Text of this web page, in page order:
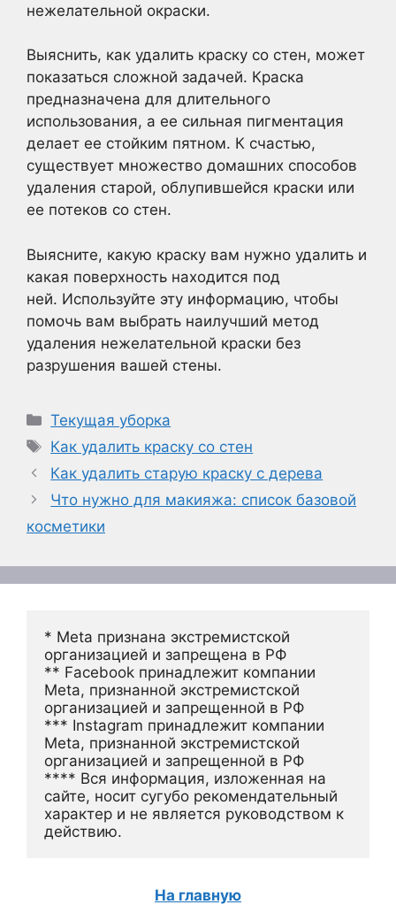
нежелательной окраски.
Выяснить, как удалить краску со стен, может
показаться сложной задачей. Краска
предназначена для длительного
использования, а ее сильная пигментация
делает ее стойким пятном. К счастью,
существует множество домашних способов
удаления старой, облупившейся краски или
ее потеков со стен.
Выясните, какую краску вам нужно удалить и
какая поверхность находится под
ней. Используйте эту информацию, чтобы
помочь вам выбрать наилучший метод
удаления нежелательной краски без
разрушения вашей стены.
Рубрики
Текущая уборка
Метки
Как удалить краску со стен
Как удалить старую краску с дерева
Что нужно для макияжа: список базовой
косметики
* Meta признана экстремистской
организацией и запрещена в РФ
** Facebook принадлежит компании
Meta, признанной экстремистской
организацией и запрещенной в РФ
*** Instagram принадлежит компании
Meta, признанной экстремистской
организацией и запрещенной в РФ
**** Вся информация, изложенная на
сайте, носит сугубо рекомендательный
характер и не является руководством к
действию.
На главную